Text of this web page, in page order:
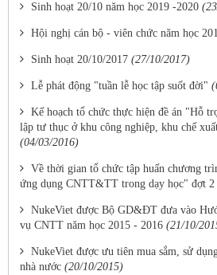
Sinh hoạt 20/10 năm học 2019 -2020
Hội nghị cán bộ - viên chức năm học
Sinh hoạt 20/10/2017 (27/10/2017)
Lễ phát động "tuần lễ học tập suốt đời"
Kế hoạch tổ chức thực hiện đề án "Hỗ
lập tư thục ở khu công nghiệp, khu chế
(04/03/2016)
Về thời gian tổ chức tập huấn chương
ứng dụng CNTT&TT trong dạy học" đợt 2
NukeViet được Bộ GD&ĐT đưa vào
vụ CNTT năm học 2015 - 2016 (21/10/
NukeViet được ưu tiên mua sắm, sử
nhà nước (20/10/2015)